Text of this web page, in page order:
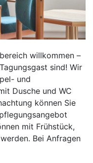
willkommen –
sind! Wir
und
Dusche und WC
können Sie
mit Frühstück,
Bei Anfragen